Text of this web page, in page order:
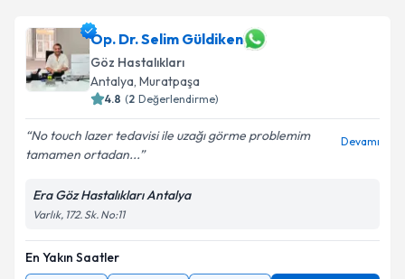
Op. Dr. Selim Güldiken
Göz Hastalıkları
Antalya, Muratpaşa
4.8 (2 Değerlendirme)
No touch lazer tedavisi ile uzağı görme problemim
tamamen ortadan...
Devamı
Era Göz Hastalıkları Antalya
Varlık, 172. Sk. No:11
En Yakın Saatler